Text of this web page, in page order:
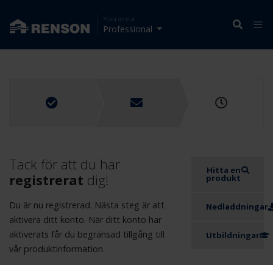
You are a
Professional
Tack för att du har
registrerat dig!
Du är nu registrerad. Nästa steg är att
aktivera ditt konto. När ditt konto har
aktiverats får du begränsad tillgång till
vår produktinformation.
Hitta en
produkt
Nedladdningar
Utbildningar